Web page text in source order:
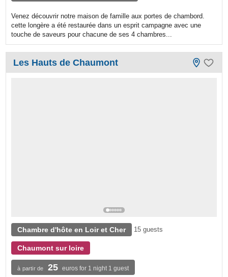
Venez découvrir notre maison de famille aux portes de chambord.
cette longère a été restaurée dans un esprit campagne avec une
touche de saveurs pour chacune de ses 4 chambres...
Les Hauts de Chaumont
Chambre d'hôte en Loir et Cher 15 guests
Chaumont sur loire
à partir de 25 euros for 1 night 1 guest